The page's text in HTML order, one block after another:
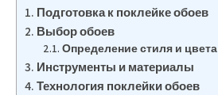
Подготовка к поклейке обоев
Выбор обоев
Определение стиля и цвета
Инструменты и материалы
Технология поклейки обоев